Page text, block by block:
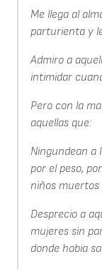
Me llega al
parturienta y
Admiro a
intimidar
Pero con la
aquellas que:
Ningundean a
por el peso,
niños
Desprecio a
mujeres sin
donde habia